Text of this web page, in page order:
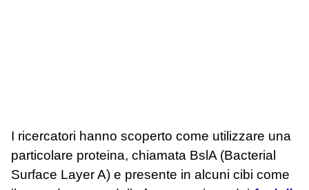
I ricercatori hanno scoperto come utilizzare una
particolare proteina, chiamata BslA (Bacterial
Surface Layer A) e presente in alcuni cibi come